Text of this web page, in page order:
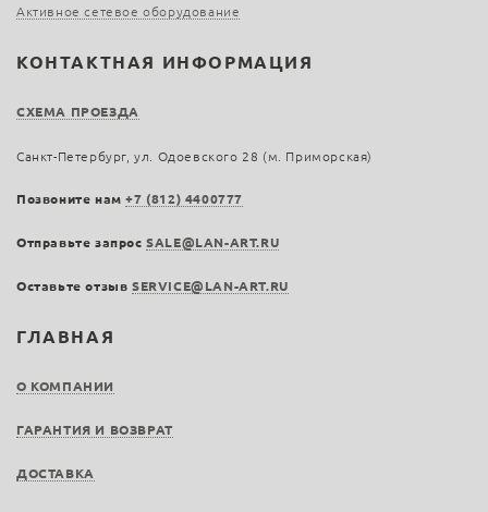
ГЛАВНАЯ
О КОМПАНИИ
ГАРАНТИЯ И ВОЗВРАТ
ДОСТАВКА
Активное сетевое оборудование
КОНТАКТНАЯ ИНФОРМАЦИЯ
СХЕМА ПРОЕЗДА
Санкт-Петербург, ул. Одоевского 28 (м. Приморская)
Позвоните нам+7 (812) 4400777
Отправьте запросSALE@LAN-ART.RU
Оставьте отзыв SERVICE@LAN-ART.RU